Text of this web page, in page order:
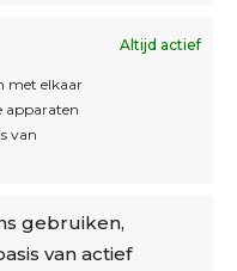
Altijd actief
met elkaar
apparaten
van
gebruiken,
van actief